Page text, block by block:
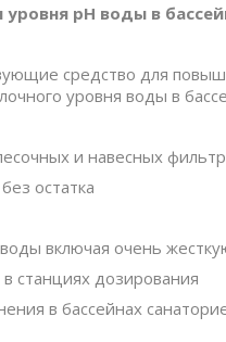
pH воды в
средство для
уровня воды в
и навесных
остатка
включая очень
станциях дозирования
в бассейнах